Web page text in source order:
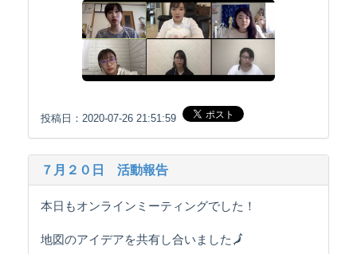
投稿日：2020-07-26 21:51:59
７月２０日 活動報告
本日もオンラインミーティングでした！
地図のアイデアを共有し合いました🗾